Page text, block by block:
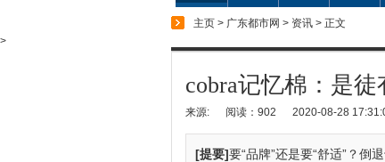
主页 > 广东都市网 > 资讯 > 正文
>
cobra记忆棉：是
来源: 阅读：902 2020-08-28
[提要]要“品牌”还是要“舒适”？倒